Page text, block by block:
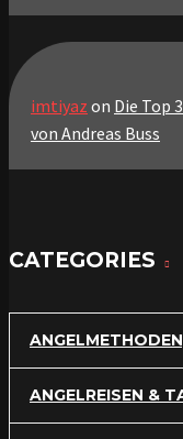
imtiyaz on Die Top
von Andreas Buss
CATEGORIES
ANGELREISEN &